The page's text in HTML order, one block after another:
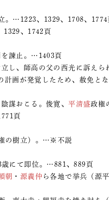
。…1223、1329、1708、1774
、1742頁
を諫止。…1403頁
し、師高の父の西光に訴えら
画が発覚したため、赦免と
謀おこる。俊寛、平清盛政権
頁
の樹立）。…※不説
歳にて即位。…881、889頁
朝 ・ 源義仲 ら各地で挙兵（源